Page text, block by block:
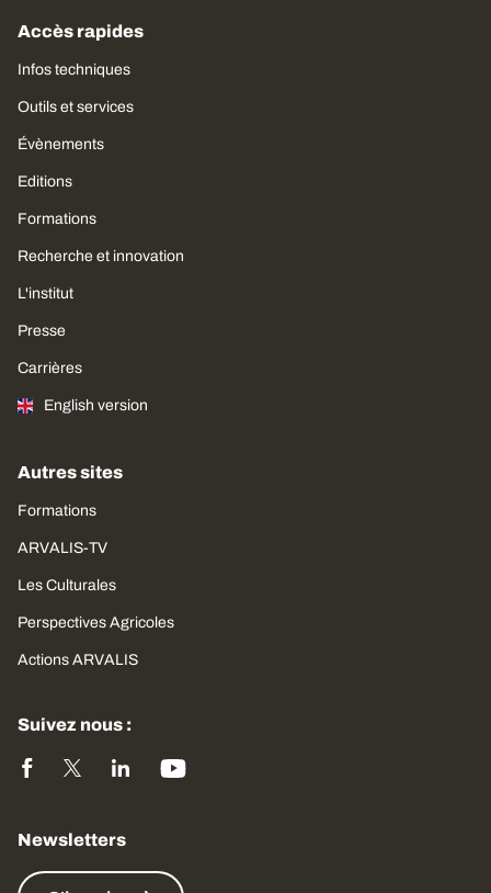
Accès rapides
Infos techniques
Outils et services
Évènements
Editions
Formations
Recherche et innovation
L'institut
Presse
Carrières
English version
Autres sites
Formations
ARVALIS-TV
Les Culturales
Perspectives Agricoles
Actions ARVALIS
Suivez nous :
Newsletters